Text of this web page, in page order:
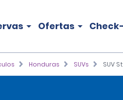
Ofertas
Honduras SUVs SUV